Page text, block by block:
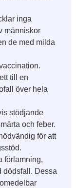
inga
människor
de med milda
till en
över hela
stödjande
och feber.
för att
förlamning,
dödsfall. Dessa